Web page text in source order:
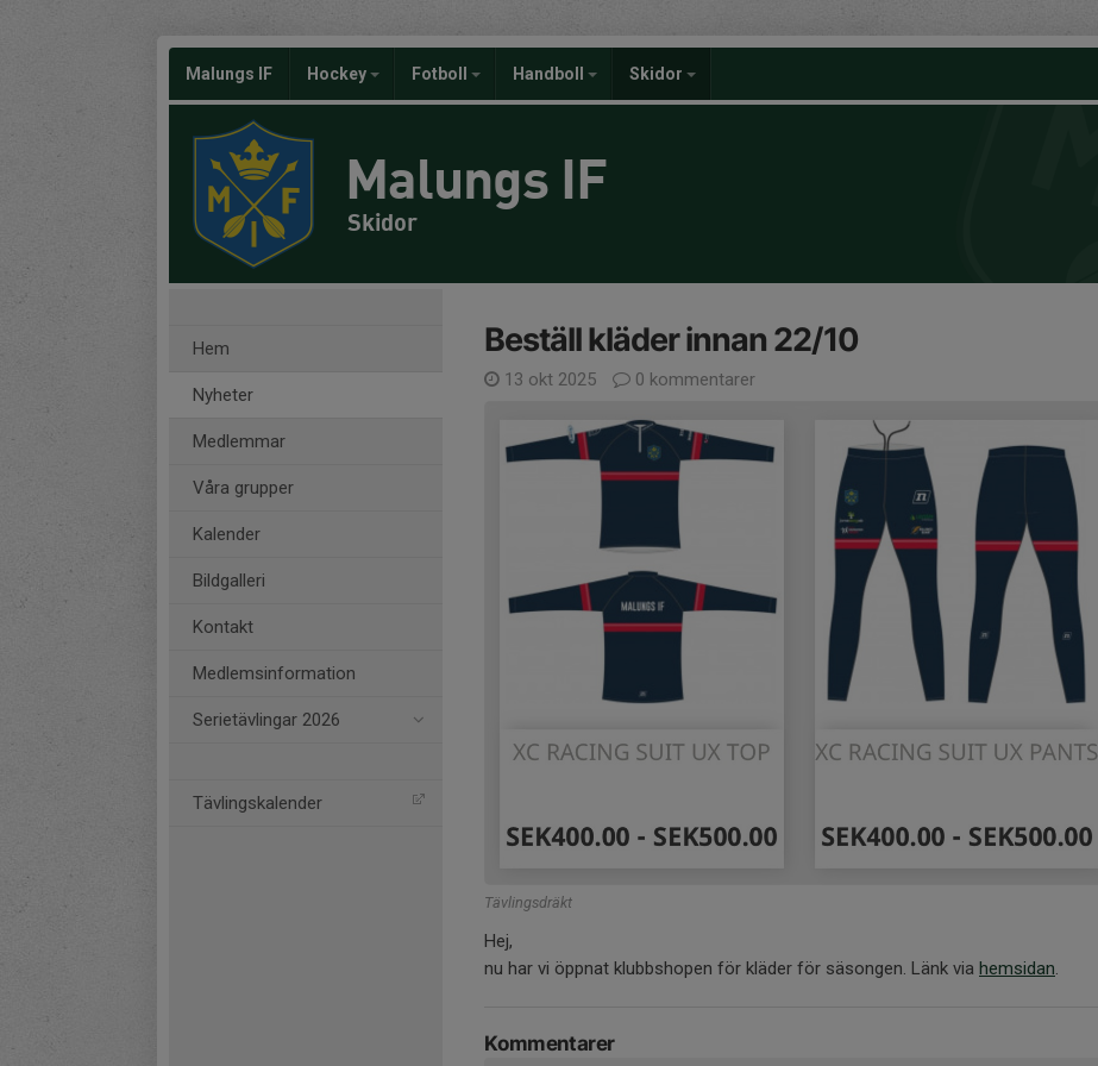
Malungs IF Hockey Fotboll Handboll Skidor
Malungs IF
Skidor
Hem
Nyheter
Medlemmar
Våra grupper
Kalender
Bildgalleri
Kontakt
Medlemsinformation
Serietävlingar 2026
Tävlingskalender
Beställ kläder innan 22/10
13 okt 2025 0 kommentarer
Tävlingsdräkt
Hej,
nu har vi öppnat klubbshopen för kläder för säsongen. Länk via hemsidan
Kommentarer